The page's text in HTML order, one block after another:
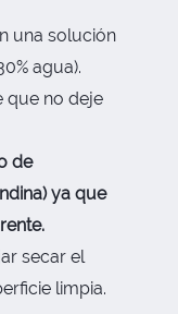
una solución
agua).
que no deje
de
ya que
secar el
limpia.